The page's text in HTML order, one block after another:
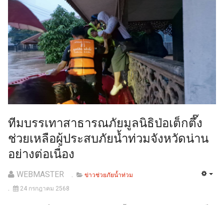
ทีมบรรเทาสาธารณภัยมูลนิธิป่อเต็กตึ๊ง
ช่วยเหลือผู้ประสบภัยน้ำท่วมจังหวัดน่าน
อย่างต่อเนื่อง
WEBMASTER
ข่าวช่วยภัยน้ำท่วม
24 กรกฎาคม 2568